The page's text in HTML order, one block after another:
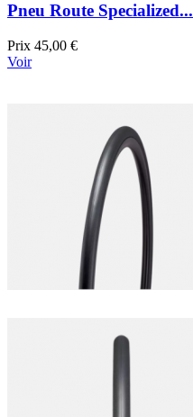
Pneu Route Specialized...
Prix 45,00 €
Voir